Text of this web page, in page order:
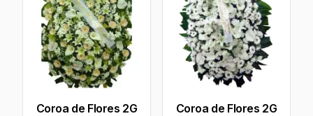
Coroa de Flores 2G
Coroa de Flores 2G